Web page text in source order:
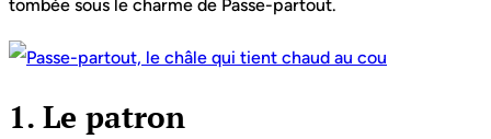
tombée sous le charme de Passe-partout.
1. Le patron